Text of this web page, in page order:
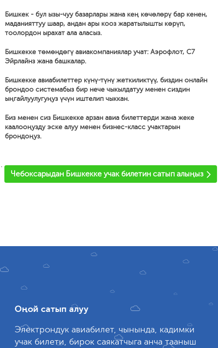
Бишкек - бул ызы-чуу базарлары жана кең көчөлөрү бар кенен,
маданияттуу шаар, андан ары кооз жаратылышты көрүп,
тоолордон ырахат ала аласыз.
Бишкекке төмөндөгү авиакомпаниялар учат: Аэрофлот, С7
Эйрлайнз жана башкалар.
Бишкекке авиабилеттер күнү-түнү жеткиликтүү, биздин онлайн
брондоо системабыз бир нече чыкылдатуу менен сиздин
ыңгайлуулугуңуз үчүн иштелип чыккан.
Биз менен сиз Бишкекке арзан авиа билеттерди жана жеке
каалооңузду эске алуу менен бизнес-класс учактарын
брондоңуз.
'
Чебоксарыдан Бишкекке учак билетин сатып алыңыз
Оңой сатып алуу
Электрондук авиабилет, чынында, кадимки
учак билети, бирок саякатчыга анча тааныш